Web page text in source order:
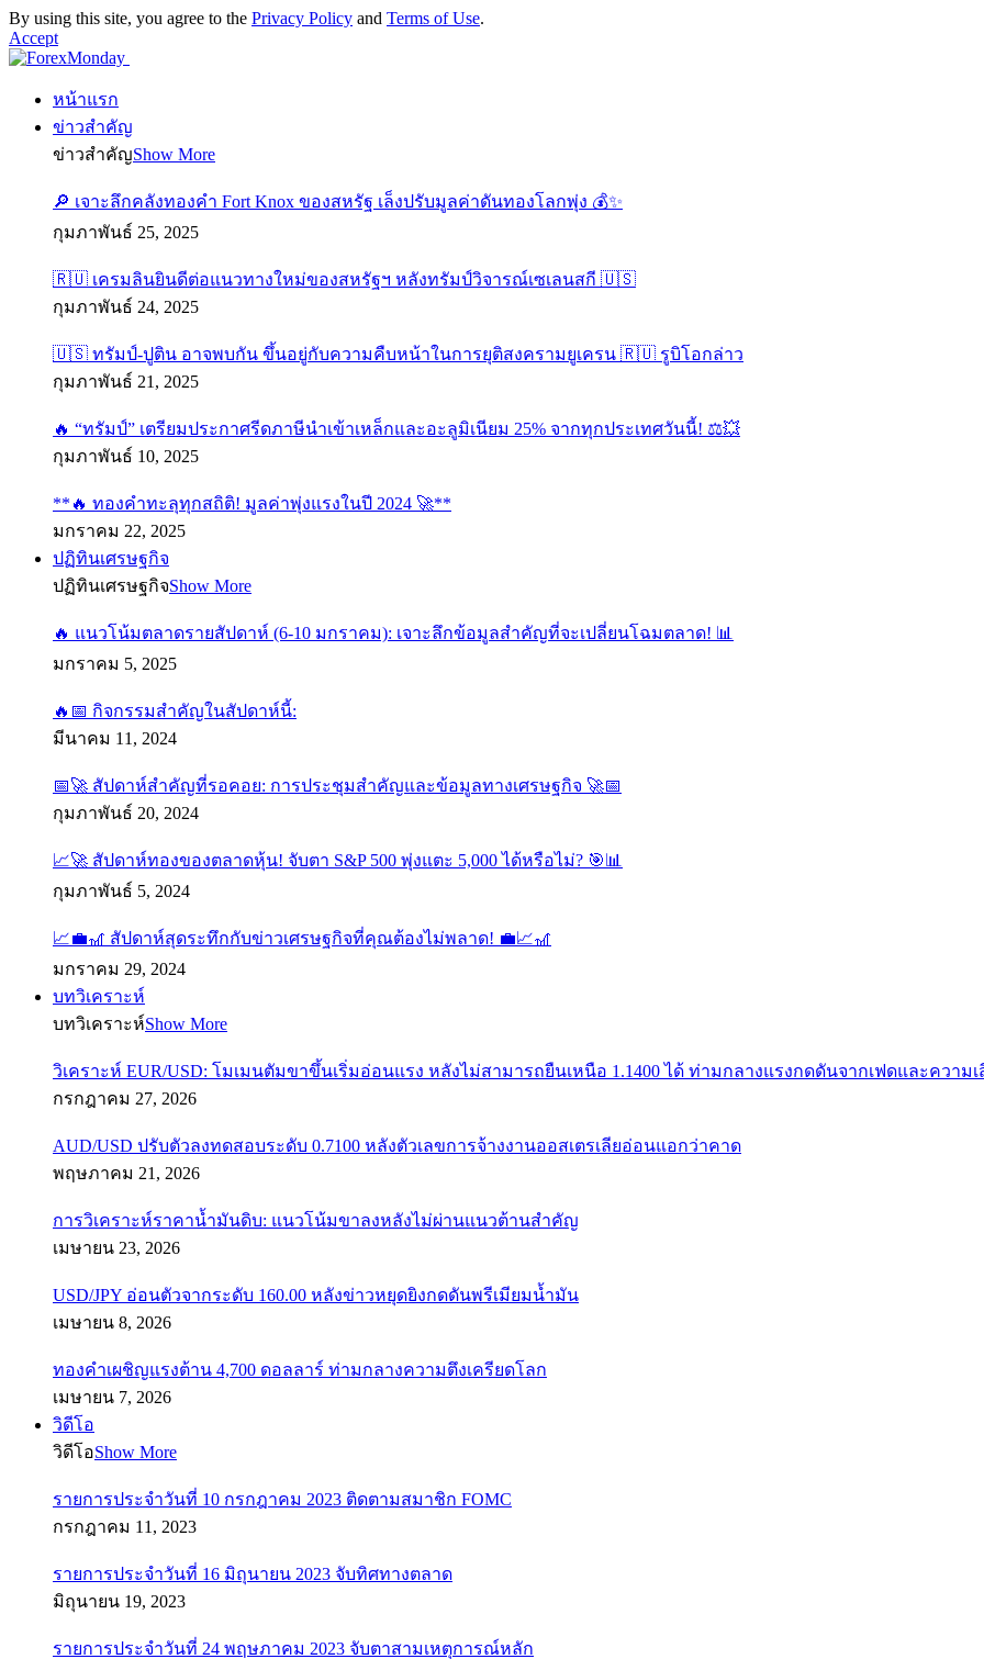
By using this site, you agree to the Privacy Policy and Terms of Use.
Accept
หน้าแรก
ข่าวสำคัญ
ข่าวสำคัญShow More
🔎 เจาะลึกคลังทองคำ Fort Knox ของสหรัฐ เล็งปรับมูลค่าดันทองโลกพุ่ง 💰✨
กุมภาพันธ์ 25, 2025
🇷🇺 เครมลินยินดีต่อแนวทางใหม่ของสหรัฐฯ หลังทรัมป์วิจารณ์เซเลนสกี 🇺🇸
กุมภาพันธ์ 24, 2025
🇺🇸 ทรัมป์-ปูติน อาจพบกัน ขึ้นอยู่กับความคืบหน้าในการยุติสงครามยูเครน 🇷🇺 รูบิโอกล่าว
กุมภาพันธ์ 21, 2025
🔥 “ทรัมป์” เตรียมประกาศรีดภาษีนำเข้าเหล็กและอะลูมิเนียม 25% จากทุกประเทศวันนี้! ⚖️💥
กุมภาพันธ์ 10, 2025
**🔥 ทองคำทะลุทุกสถิติ! มูลค่าพุ่งแรงในปี 2024 🚀**
มกราคม 22, 2025
ปฏิทินเศรษฐกิจ
ปฏิทินเศรษฐกิจShow More
🔥 แนวโน้มตลาดรายสัปดาห์ (6-10 มกราคม): เจาะลึกข้อมูลสำคัญที่จะเปลี่ยนโฉมตลาด! 📊
มกราคม 5, 2025
🔥📅 กิจกรรมสำคัญในสัปดาห์นี้:
มีนาคม 11, 2024
📅🚀 สัปดาห์สำคัญที่รอคอย: การประชุมสำคัญและข้อมูลทางเศรษฐกิจ 🚀📅
กุมภาพันธ์ 20, 2024
📈🚀 สัปดาห์ทองของตลาดหุ้น! จับตา S&P 500 พุ่งแตะ 5,000 ได้หรือไม่? 🎯📊
กุมภาพันธ์ 5, 2024
📈💼🎢 สัปดาห์สุดระทึกกับข่าวเศรษฐกิจที่คุณต้องไม่พลาด! 💼📈🎢
มกราคม 29, 2024
บทวิเคราะห์
บทวิเคราะห์Show More
วิเคราะห์ EUR/USD: โมเมนตัมขาขึ้นเริ่มอ่อนแรง หลังไม่สามารถยืนเหนือ 1.1400 ได้ ท่ามกลางแรงกดดันจากเฟดและความ
กรกฎาคม 27, 2026
AUD/USD ปรับตัวลงทดสอบระดับ 0.7100 หลังตัวเลขการจ้างงานออสเตรเลียอ่อนแอกว่าคาด
พฤษภาคม 21, 2026
การวิเคราะห์ราคาน้ำมันดิบ: แนวโน้มขาลงหลังไม่ผ่านแนวต้านสำคัญ
เมษายน 23, 2026
USD/JPY อ่อนตัวจากระดับ 160.00 หลังข่าวหยุดยิงกดดันพรีเมียมน้ำมัน
เมษายน 8, 2026
ทองคำเผชิญแรงต้าน 4,700 ดอลลาร์ ท่ามกลางความตึงเครียดโลก
เมษายน 7, 2026
วิดีโอ
วิดีโอShow More
รายการประจำวันที่ 10 กรกฎาคม 2023 ติดตามสมาชิก FOMC
กรกฎาคม 11, 2023
รายการประจำวันที่ 16 มิถุนายน 2023 จับทิศทางตลาด
มิถุนายน 19, 2023
รายการประจำวันที่ 24 พฤษภาคม 2023 จับตาสามเหตุการณ์หลัก